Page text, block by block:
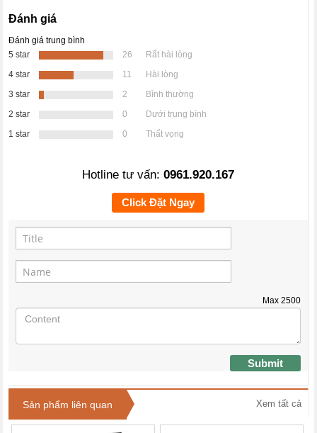
Đánh giá
Đánh giá trung bình
5 star
26
Rất hài lòng
4 star
11
Hài lòng
3 star
2
Bình thường
2 star
0
Dưới trung bình
1 star
0 Thất vọng
Hotline tư vấn: 0961.920.167
Click Đặt Ngay
Max 2500
Submit
Sản phẩm liên quan Xem tất cả